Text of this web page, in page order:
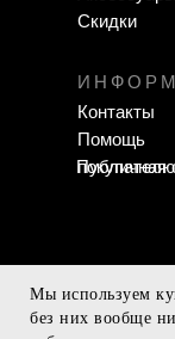
Контакты
Помощь
покупателю
Скидки
Публичная
Мы используем
без них вообще